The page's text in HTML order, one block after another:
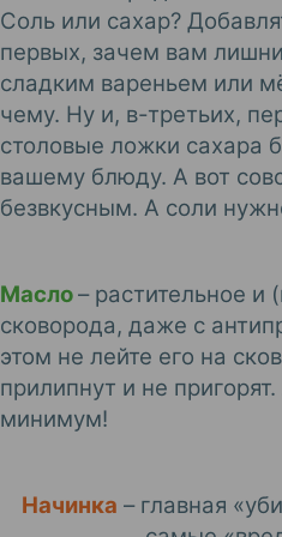
Соль или сахар?
первых, зачем вам
сладким вареньем или
чему. Ну и, в-третьих,
столовые ложки сахара
вашему блюду. А вот
безвкусным. А соли
Масло– растительное и
сковорода, даже с
этом не лейте его на
прилипнут и не
минимум!
Начинка – главная